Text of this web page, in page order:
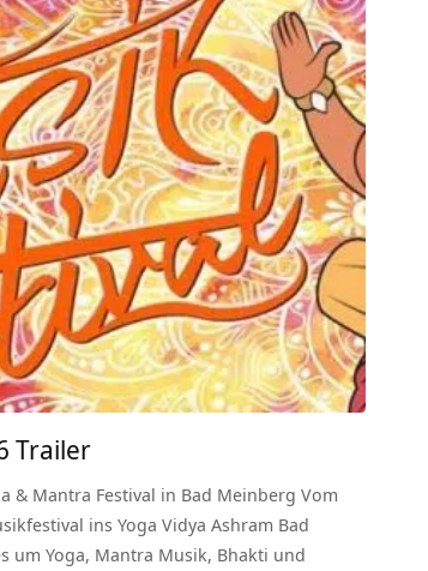
Trailer
& Mantra Festival in Bad Meinberg Vom
ins Yoga Vidya Ashram Bad
um Yoga, Mantra Musik, Bhakti und